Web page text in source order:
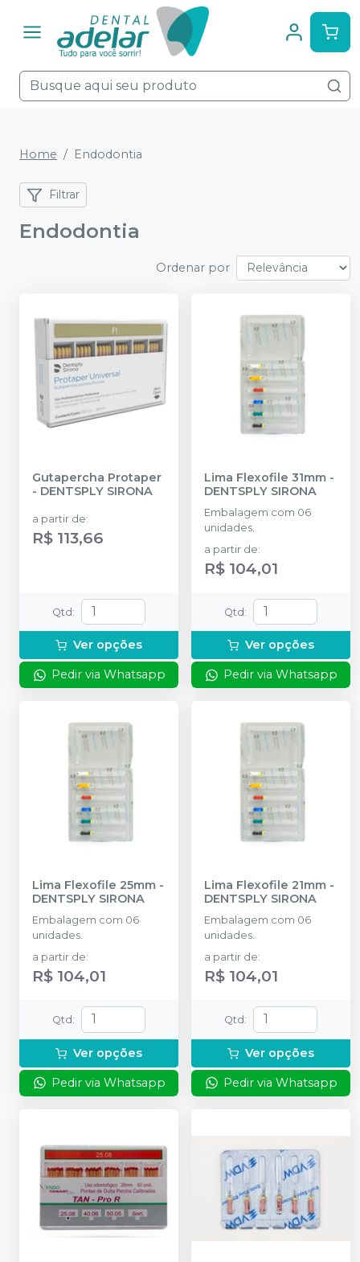
Home Endodontia
Filtrar
Endodontia
Ordenar por
Gutapercha Protaper
- DENTSPLY SIRONA
a partir de:
R$ 113,66
Qtd:
Ver opções
Pedir via Whatsapp
Lima Flexofile 31mm -
DENTSPLY SIRONA
Embalagem com 06
unidades.
a partir de:
R$ 104,01
Qtd:
Ver opções
Pedir via Whatsapp
Lima Flexofile 25mm -
DENTSPLY SIRONA
Embalagem com 06
unidades.
a partir de:
R$ 104,01
Qtd :
Ver opções
Pedir via Whatsapp
Lima Flexofile 21mm -
DENTSPLY SIRONA
Embalagem com 06
unidades.
a partir de:
R$ 104,01
Qtd :
Ver opções
Pedir via Whatsapp